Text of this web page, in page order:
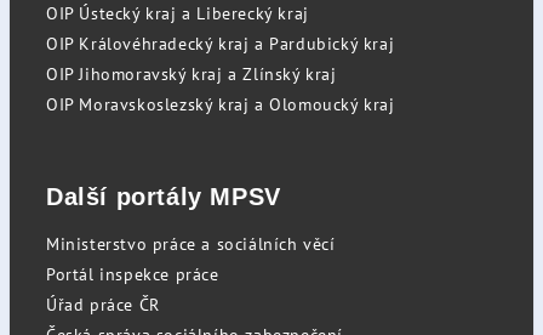
OIP Ústecký kraj a Liberecký kraj
OIP Královéhradecký kraj a Pardubický kraj
OIP Jihomoravský kraj a Zlínský kraj
OIP Moravskoslezský kraj a Olomoucký kraj
Další portály MPSV
Ministerstvo práce a sociálních věcí
Portál inspekce práce
Úřad práce ČR